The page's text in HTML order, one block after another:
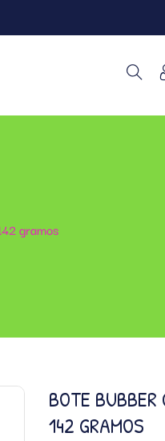
gramos
BOTE BUBBER
142 GRAMOS